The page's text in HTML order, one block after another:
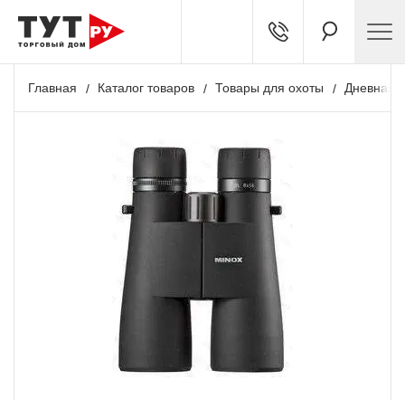
Главная Каталог товаров Товары для охоты Дневная